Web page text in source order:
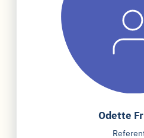
Odette